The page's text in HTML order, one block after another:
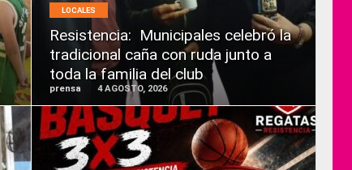
LOCALES
Resistencia: Municipales celebró la
tradicional caña con ruda junto a
toda la familia del club
prensa 4 AGOSTO, 2026
MÁS